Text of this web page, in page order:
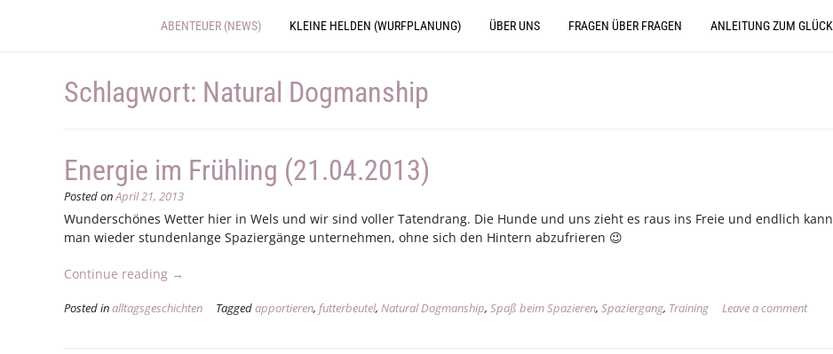
ABENTEUER (NEWS) KLEINE HELDEN (WURFPLANUNG) ÜBER UNS FRAGEN ÜBER FRAGEN ANLEITUNG ZUM
Schlagwort: Natural Dogmanship
Energie im Frühling (21.04.2013)
Posted onApril 21, 2013
Wunderschönes Wetter hier in Wels und wir sind voller Tatendrang. Die Hunde und uns zieht es raus ins Freie und endlich kann
man wieder stundenlange Spaziergänge unternehmen, ohne sich den Hintern abzufrieren 😉
Continue reading „Energie
Frühling
→
Posted inalltagsgeschichten Taggedapportieren, futterbeutel, Natural Dogmanship, Spaß beim Spazieren, Spaziergang, Training Leave a comment